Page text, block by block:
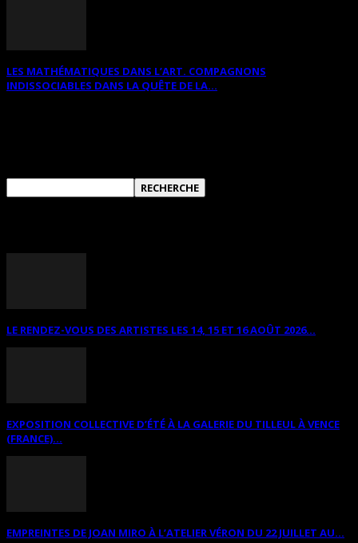
LES MATHÉMATIQUES DANS L’ART. COMPAGNONS
INDISSOCIABLES DANS LA QUÊTE DE LA...
LE RENDEZ-VOUS DES ARTISTES LES 14, 15 ET 16 AOÛT 2026...
EXPOSITION COLLECTIVE D’ÉTÉ À LA GALERIE DU TILLEUL À VENCE
(FRANCE)...
EMPREINTES DE JOAN MIRO À L’ATELIER VÉRON DU 22 JUILLET AU...